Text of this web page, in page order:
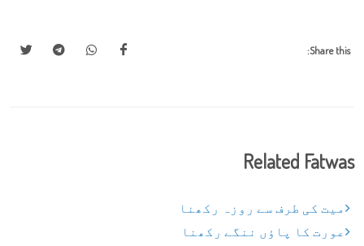
Share this:
Related Fatwas
میت کی طرف سے روزہ رکھنا
عورت کا پاؤں ننگے رکھنا